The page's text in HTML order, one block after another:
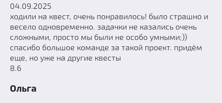
04.09.2025
ходили на квест, очень понравилось! было страшно и
весело одновременно. задачки не казались очень
сложными, просто мы были не особо умными;))
спасибо большое команде за такой проект. придём
еще, но уже на другие квесты
8.6
Ольга